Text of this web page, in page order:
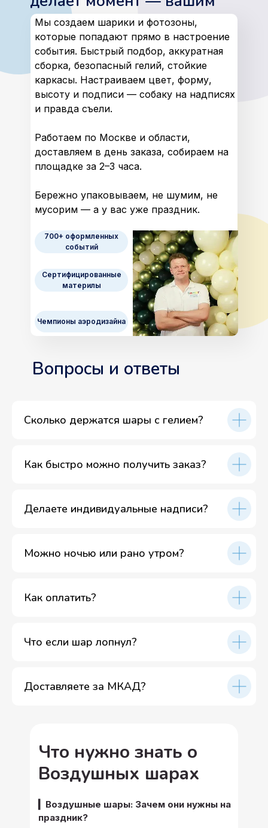
Мы создаем шарики и фотозоны,
которые попадают прямо в настроение
события. Быстрый подбор, аккуратная
сборка, безопасный гелий, стойкие
каркасы. Настраиваем цвет, форму,
высоту и подписи — собаку на надписях
и правда съели.
Работаем по Москве и области,
доставляем в день заказа, собираем на
площадке за 2–3 часа.
Бережно упаковываем, не шумим, не
мусорим — а у вас уже праздник.
Чемпионы аэродизайна
Сертифицированные
материлы
700+ оформленных
событий
Вопросы и ответы
Сколько держатся шары с гелием?
Как быстро можно получить заказ?
Делаете индивидуальные надписи?
Можно ночью или рано утром?
Как оплатить?
Что если шар лопнул?
Доставляете за МКАД?
Что нужно знать о
Воздушных шарах
▎Воздушные шары: Зачем они нужны на
праздник?